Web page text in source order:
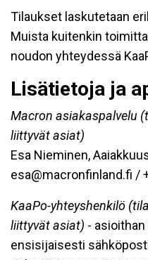
Tilaukset laskutetaan
Muista kuitenkin
noudon yhteydessä
Lisätietoja ja
Macron asiakaspalvelu
liittyvät asiat)
Esa Nieminen,
esa@macronfinland.fi /
KaaPo-yhteyshenkilö
liittyvät asiat) -
ensisijaisesti